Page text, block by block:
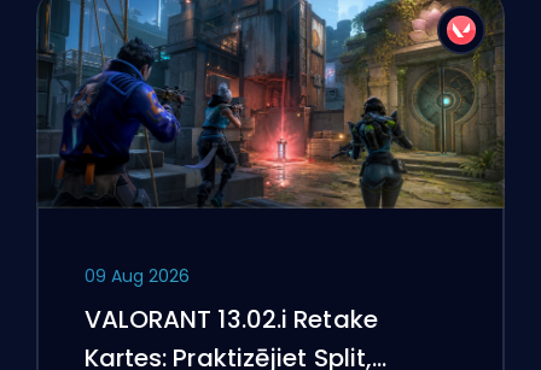
09 Aug 2026
VALORANT 13.02.i Retake
Kartes: Praktizējiet Split,